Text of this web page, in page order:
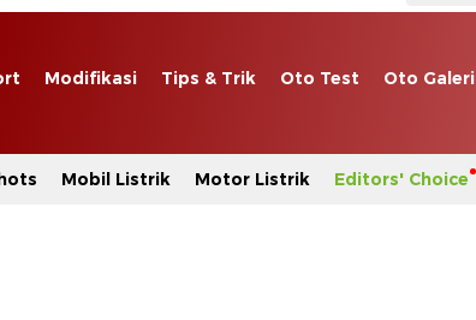
Modifikasi Tips & Trik Oto Test Oto Galeri
Mobil Listrik Motor Listrik Editors' Choice